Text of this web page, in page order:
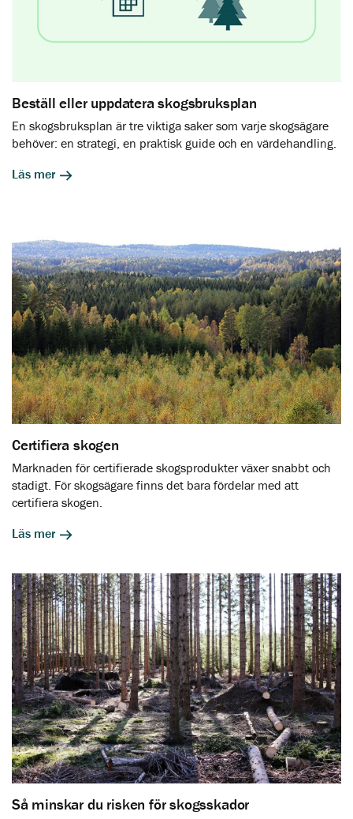
Beställ eller uppdatera skogsbruksplan
En skogsbruksplan är tre viktiga saker som varje skogsägare
behöver: en strategi, en praktisk guide och en värdehandling.
Läs mer
Certifiera skogen
Marknaden för certifierade skogsprodukter växer snabbt och
stadigt. För skogsägare finns det bara fördelar med att
certifiera skogen.
Läs mer
Så minskar du risken för skogsskador